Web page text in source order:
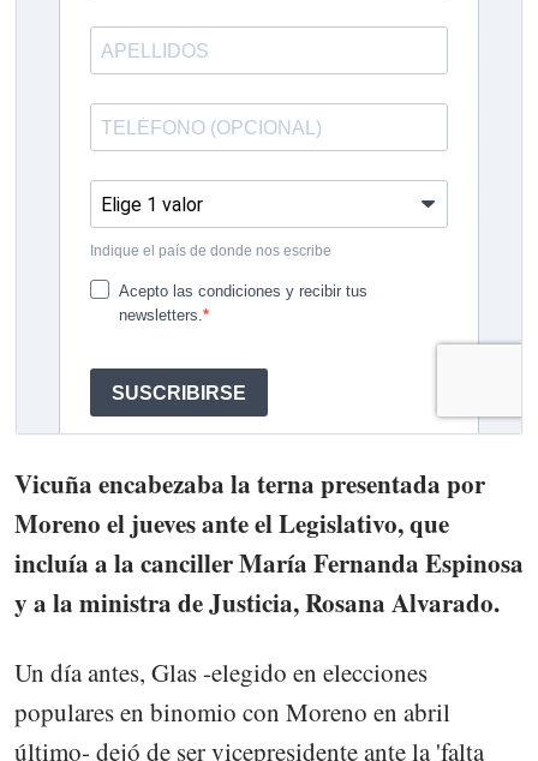
Vicuña encabezaba la terna presentada por
Moreno el jueves ante el Legislativo, que
incluía a la canciller María Fernanda Espinosa
y a la ministra de Justicia, Rosana Alvarado.
Un día antes, Glas -elegido en elecciones
populares en binomio con Moreno en abril
último- dejó de ser vicepresidente ante la 'falta